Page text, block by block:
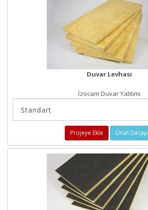
Duvar Levhası
İzocam Duvar Yalıtımı
Projeye Ekle Ürün Detayı